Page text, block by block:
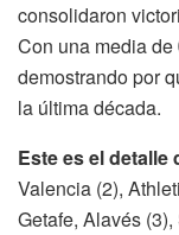
consolidaron
Con una media de
demostrando por
la última década.
Este es el detalle
Valencia (2),
Getafe, Alavés